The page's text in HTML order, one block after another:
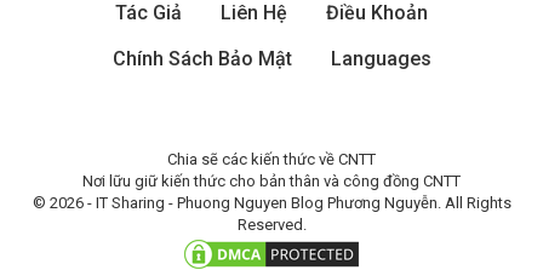
Tác Giả Liên Hệ
Điều Khoản
Chính Sách Bảo Mật
Languages
Chia sẽ các kiến thức về CNTT
Nơi lữu giữ kiến thức cho bản thân và công đồng CNTT
© 2026 - IT Sharing - Phuong Nguyen Blog Phương Nguyễn. All Rights
Reserved.